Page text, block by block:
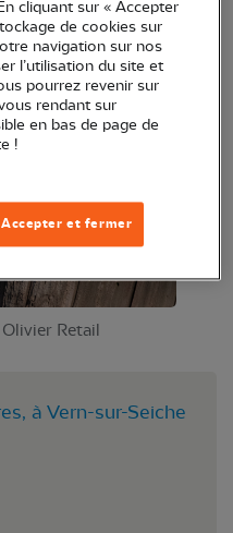
indices de
Retail
à Vern-sur-Seiche
cliquant sur « Accepter
de cookies sur
navigation sur nos
l’utilisation du site et
pourrez revenir sur
rendant sur
en bas de page de
!
Accepter et fermer